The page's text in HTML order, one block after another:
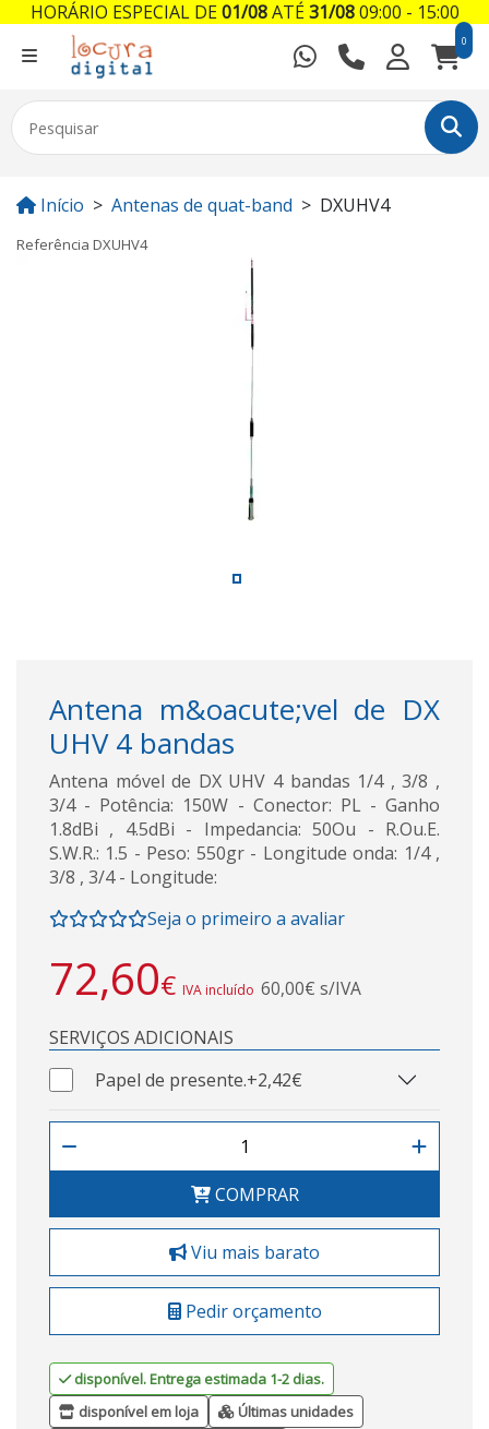
0
Início Antenas de quat-band DXUHV4
Referência DXUHV4
Antena m&oacute;vel de DX
UHV 4 bandas
Antena móvel de DX UHV 4 bandas 1/4 , 3/8 ,
3/4 - Potência: 150W - Conector: PL - Ganho
1.8dBi , 4.5dBi - Impedancia: 50Ou - R.Ou.E.
S.W.R.: 1.5 - Peso: 550gr - Longitude onda: 1/4 ,
3/8 , 3/4 - Longitude:
Seja o primeiro a avaliar
72,60€ IVA incluído 60,00€ s/IVA
SERVIÇOS ADICIONAIS
Papel de presente.+2,42€
COMPRAR
Viu mais barato
Pedir orçamento
disponível. Entrega estimada 1-2 dias.
disponível em loja
Últimas unidades
HORÁRIO ESPECIAL DE01/08ATÉ31/0809:00 - 15:00